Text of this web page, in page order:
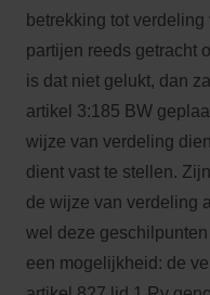
betrekking tot
partijen reeds getracht
is dat niet gelukt, dan
artikel 3:185 BW
wijze van verdeling
dient vast te stellen.
de wijze van verdeling
wel deze
een mogelijkheid: de